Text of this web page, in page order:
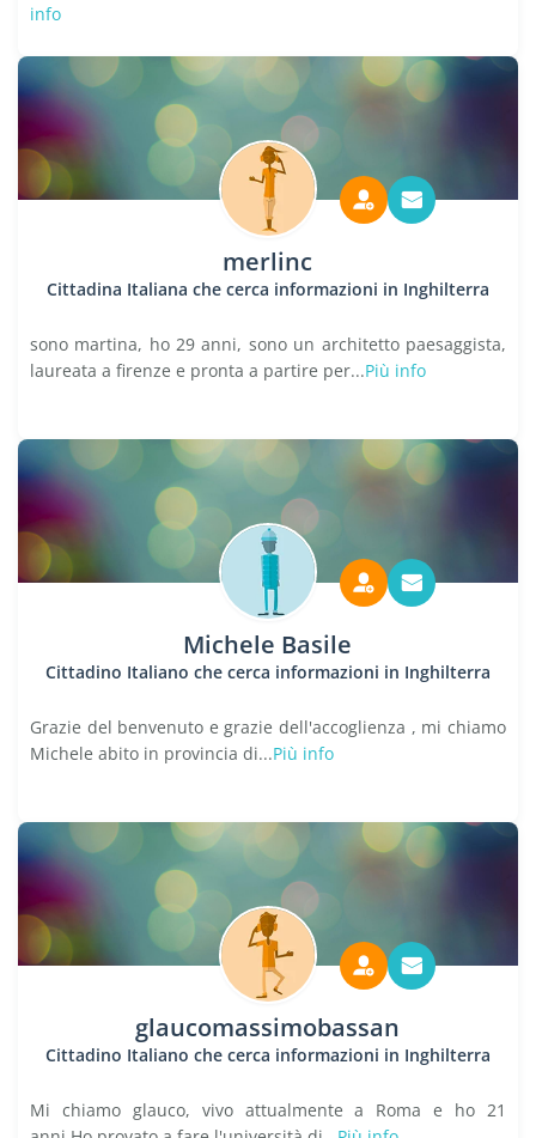
info
merlinc
Cittadina Italiana che cerca informazioni in Inghilterra
sono martina, ho 29 anni, sono un architetto paesaggista,
laureata a firenze e pronta a partire per...Più info
Michele Basile
Cittadino Italiano che cerca informazioni in Inghilterra
Grazie del benvenuto e grazie dell'accoglienza , mi chiamo
Michele abito in provincia di...Più info
glaucomassimobassan
Cittadino Italiano che cerca informazioni in Inghilterra
Mi chiamo glauco, vivo attualmente a Roma e ho 21